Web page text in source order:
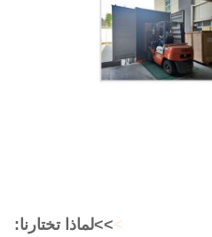
>>>لماذا تختارنا: